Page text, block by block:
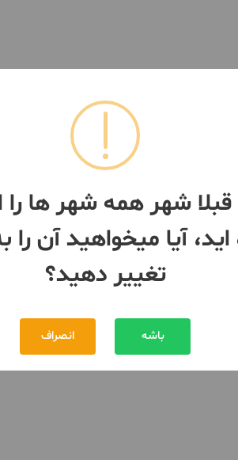
شهر همه شهر ها را
اید، آیا میخواهید آن را
تغییر دهید؟
باشه انصراف